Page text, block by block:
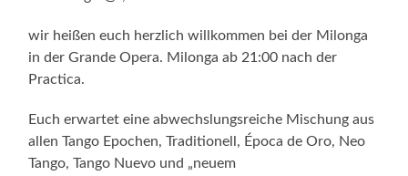
wir heißen euch herzlich willkommen bei der Milonga
in der Grande Opera. Milonga ab 21:00 nach der
Practica.
Euch erwartet eine abwechslungsreiche Mischung aus
allen Tango Epochen, Traditionell, Época de Oro, Neo
Tango, Tango Nuevo und „neuem